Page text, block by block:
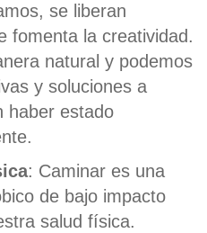
se liberan
fomenta la creatividad.
natural y podemos
y soluciones a
haber estado
: Caminar es una
de bajo impacto
salud física.